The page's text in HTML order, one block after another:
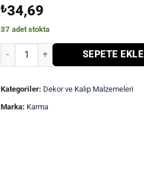
₺34,69
37 adet stokta
Transfer Çıkartma Lale adet
SEPETE EKLE
Kategoriler: Dekor ve Kalıp Malzemeleri
Marka: Karma